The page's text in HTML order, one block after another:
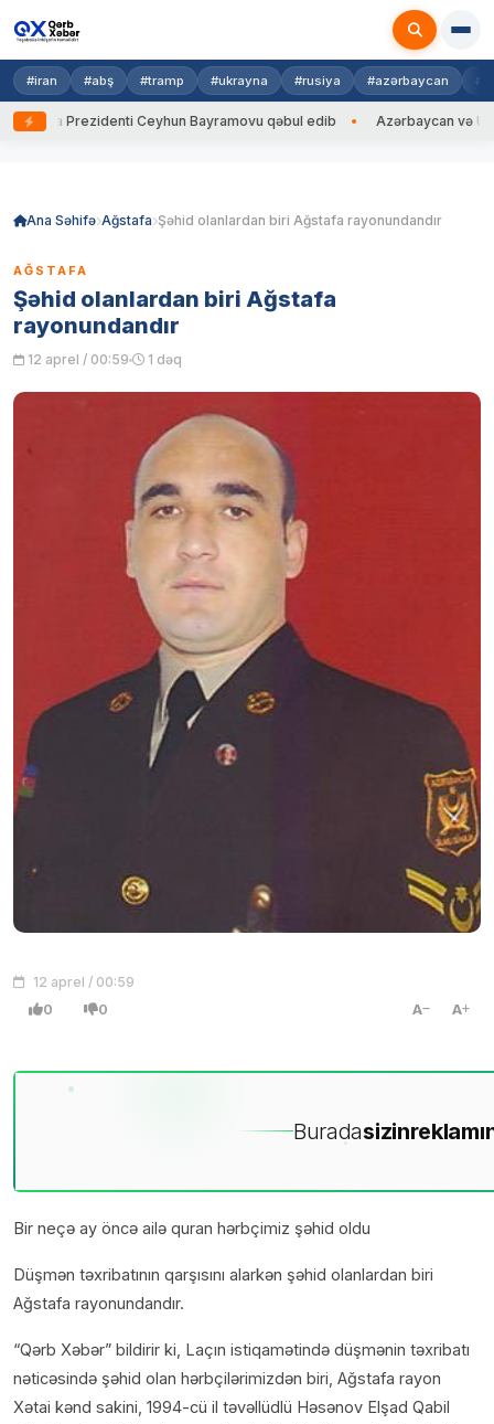
#iran #abş #tramp #ukrayna #rusiya #azərbaycan
Prezidenti Ceyhun Bayramovu qəbul edib Azərbaycan və
Ana Səhifə Ağstafa Şəhid olanlardan biri Ağstafa rayonundandır
AĞSTAFA
Şəhid olanlardan biri Ağstafa
rayonundandır
12 aprel / 00:59 1 dəq
12 aprel / 00:59
0 0 A A
Buradasizin
Bir neçə ay öncə ailə quran hərbçimiz şəhid oldu
Düşmən təxribatının qarşısını alarkən şəhid olanlardan biri
Ağstafa rayonundandır.
“Qərb Xəbər” bildirir ki, Laçın istiqamətində düşmənin təxribatı
nəticəsində şəhid olan hərbçilərimizdən biri, Ağstafa rayon
Xətai kənd sakini, 1994-cü il təvəllüdlü Həsənov Elşad Qabil